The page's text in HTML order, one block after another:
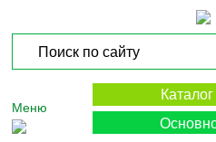
Меню